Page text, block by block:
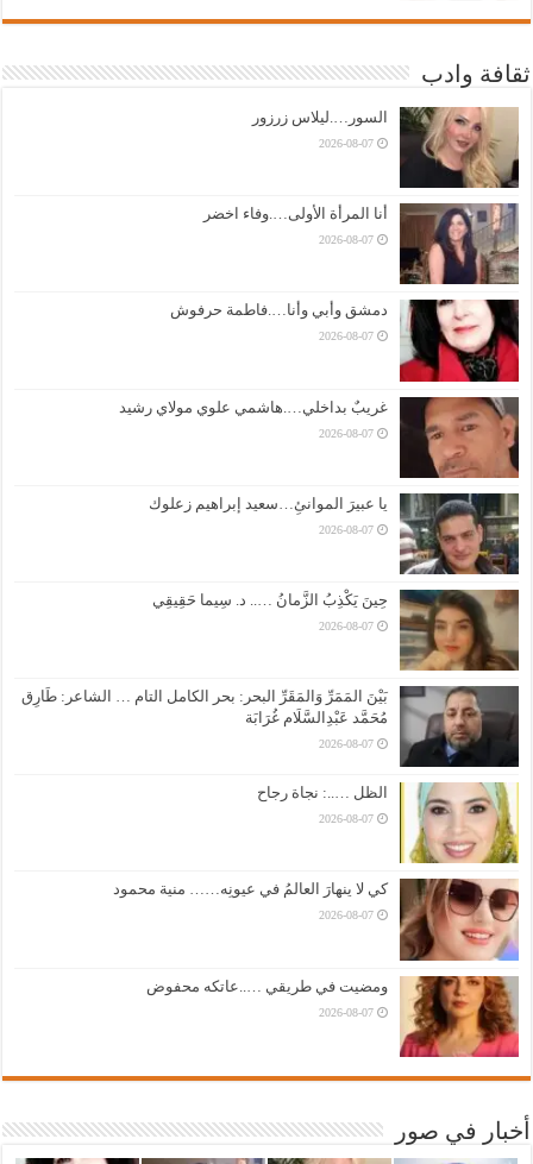
ثقافة وادب
السور….ليلاس زرزور
2026-08-07
أنا المرأة الأولى….وفاء اخضر
2026-08-07
دمشق وأبي وأنا….فاطمة حرفوش
2026-08-07
غريبٌ بداخلي….هاشمي علوي مولاي رشيد
2026-08-07
يا عبيرَ الموانئِ…سعيد إبراهيم زعلوك
2026-08-07
حِينَ يَكْذِبُ الزَّمانُ ….. د. سِيما حَقِيقِي
2026-08-07
بَيْنَ المَمَرِّ وَالمَقَرِّ البحر: بحر الكامل التام … الشاعر: طَارِق
مُحَمَّد عَبْدِالسَّلَام غُرَابَة
2026-08-07
الظل …..: نجاة رجاح
2026-08-07
كي لا ينهارَ العالمُ في عيونِه…… منية محمود
2026-08-07
ومضيت في طريقي …..عاتكه محفوض
2026-08-07
أخبار في صور